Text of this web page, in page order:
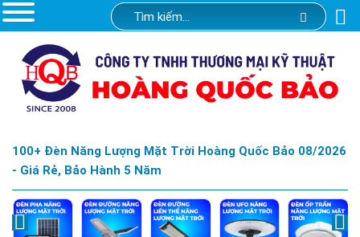
100+ Đèn Năng Lượng Mặt Trời Hoàng Quốc Bảo 08/2026
- Giá Rẻ, Bảo Hành 5 Năm